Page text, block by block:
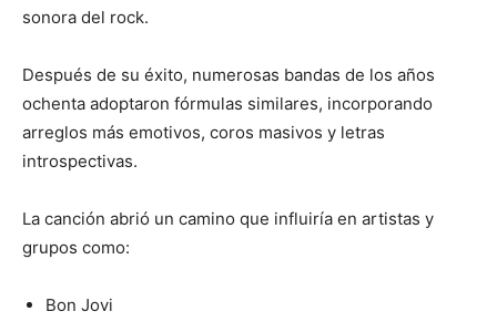
sonora del rock.
Después de su éxito, numerosas bandas de los años
ochenta adoptaron fórmulas similares, incorporando
arreglos más emotivos, coros masivos y letras
introspectivas.
La canción abrió un camino que influiría en artistas y
grupos como:
Bon Jovi